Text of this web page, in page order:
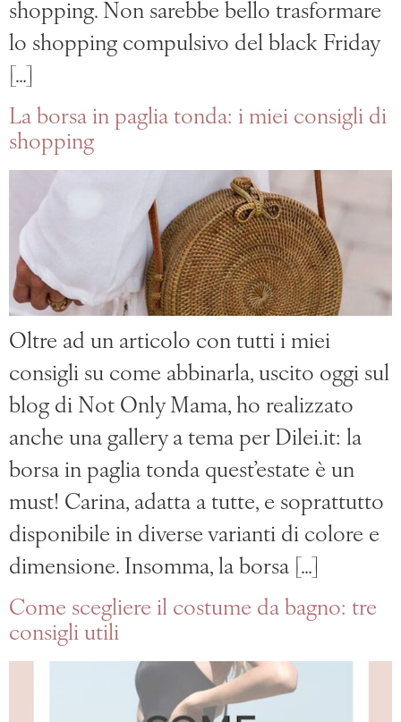
shopping. Non sarebbe bello trasformare
lo shopping compulsivo del black Friday
[…]
La borsa in paglia tonda: i miei consigli di
shopping
Oltre ad un articolo con tutti i miei
consigli su come abbinarla, uscito oggi sul
blog di Not Only Mama, ho realizzato
anche una gallery a tema per Dilei.it: la
borsa in paglia tonda quest’estate è un
must! Carina, adatta a tutte, e soprattutto
disponibile in diverse varianti di colore e
dimensione. Insomma, la borsa […]
Come scegliere il costume da bagno: tre
consigli utili